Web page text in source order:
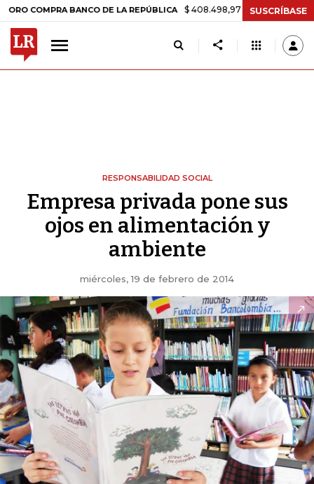
BANCO DE LA REPÚBLICA $ 408.498,97 +$ 8.753,81 +2,19%
SUSCRÍBASE
RESPONSABILIDAD SOCIAL
Empresa privada pone sus
ojos en alimentación y
ambiente
miércoles, 19 de febrero de 2014